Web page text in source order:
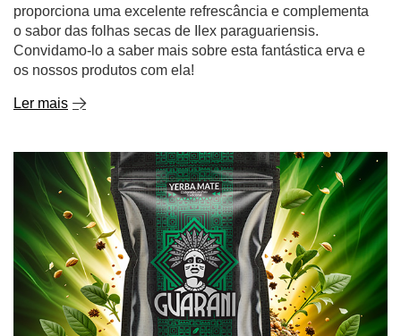
proporciona uma excelente refrescância e complementa
o sabor das folhas secas de Ilex paraguariensis.
Convidamo-lo a saber mais sobre esta fantástica erva e
os nossos produtos com ela!
Ler mais